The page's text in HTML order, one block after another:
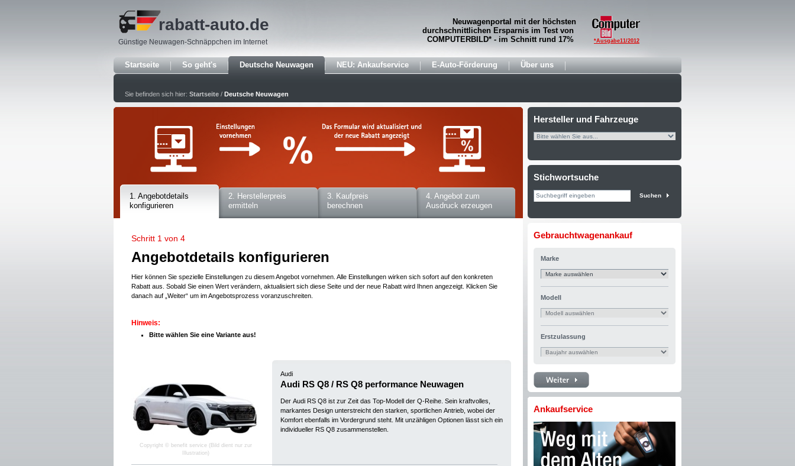
rabatt-auto.de
Günstige Neuwagen-Schnäppchen im Internet
Neuwagenportal mit der höchsten
durchschnittlichen Ersparnis im Test von
COMPUTERBILD* - im Schnitt rund 17%
*Ausgabe11/2012
Startseite So geht's Deutsche Neuwagen NEU: Ankaufservice E-Auto-Förderung Über uns
Sie befinden sich hier: Startseite / Deutsche Neuwagen
1. Angebotdetails
konfigurieren
2. Herstellerpreis
ermitteln
3. Kaufpreis
berechnen
4. Angebot zum
Ausdruck erzeugen
Schritt 1 von 4
Angebotdetails konfigurieren
Hier können Sie spezielle Einstellungen zu diesem Angebot vornehmen. Alle Einstellungen wirken sich sofort auf den konkreten
Rabatt aus. Sobald Sie einen Wert verändern, aktualisiert sich diese Seite und der neue Rabatt wird Ihnen angezeigt. Klicken Sie
danach auf „Weiter“ um im Angebotsprozess voranzuschreiten.
Hinweis:
Bitte wählen Sie eine Variante aus!
Copyright © benefit service (Bild dient nur zur
Illustration)
Audi
Audi RS Q8 / RS Q8 performance Neuwagen
Der Audi RS Q8 ist zur Zeit das Top-Modell der Q-Reihe. Sein kraftvolles,
markantes Design unterstreicht den starken, sportlichen Antrieb, wobei der
Komfort ebenfalls im Vordergrund steht. Mit unzähligen Optionen lässt sich ein
individueller RS Q8 zusammenstellen.
Hersteller und Fahrzeuge
Stichwortsuche
Suchen
Gebrauchtwagenankauf
Marke
Modell
Erstzulassung
Ankaufservice